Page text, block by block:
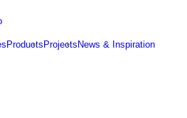
Products Projects News & Inspiration